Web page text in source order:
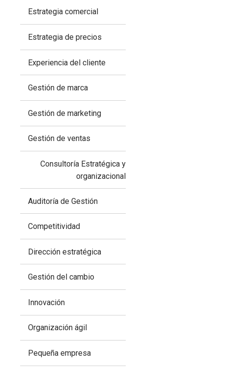
Estrategia comercial
Estrategia de precios
Experiencia del cliente
Gestión de marca
Gestión de marketing
Gestión de ventas
Consultoría Estratégica y
organizacional
Auditoría de Gestión
Competitividad
Dirección estratégica
Gestión del cambio
Innovación
Organización ágil
Pequeña empresa